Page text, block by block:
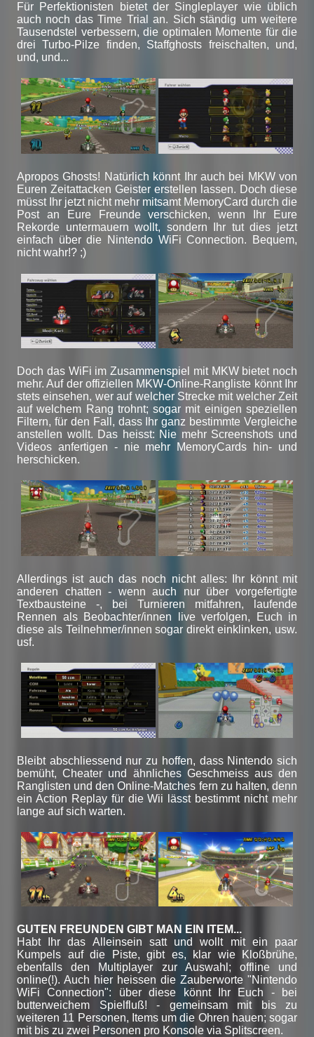
Für Perfektionisten bietet der Singleplayer wie üblich
auch noch das Time Trial an. Sich ständig um weitere
Tausendstel verbessern, die optimalen Momente für die
drei Turbo-Pilze finden, Staffghosts freischalten, und,
und, und...
Apropos Ghosts! Natürlich könnt Ihr auch bei MKW von
Euren Zeitattacken Geister erstellen lassen. Doch diese
müsst Ihr jetzt nicht mehr mitsamt MemoryCard durch die
Post an Eure Freunde verschicken, wenn Ihr Eure
Rekorde untermauern wollt, sondern Ihr tut dies jetzt
einfach über die Nintendo WiFi Connection. Bequem,
nicht wahr!? ;)
Doch das WiFi im Zusammenspiel mit MKW bietet noch
mehr. Auf der offiziellen MKW-Online-Rangliste könnt Ihr
stets einsehen, wer auf welcher Strecke mit welcher Zeit
auf welchem Rang trohnt; sogar mit einigen speziellen
Filtern, für den Fall, dass Ihr ganz bestimmte Vergleiche
anstellen wollt. Das heisst: Nie mehr Screenshots und
Videos anfertigen - nie mehr MemoryCards hin- und
herschicken.
Allerdings ist auch das noch nicht alles: Ihr könnt mit
anderen chatten - wenn auch nur über vorgefertigte
Textbausteine -, bei Turnieren mitfahren, laufende
Rennen als Beobachter/innen live verfolgen, Euch in
diese als Teilnehmer/innen sogar direkt einklinken, usw.
usf.
Bleibt abschliessend nur zu hoffen, dass Nintendo sich
bemüht, Cheater und ähnliches Geschmeiss aus den
Ranglisten und den Online-Matches fern zu halten, denn
ein Action Replay für die Wii lässt bestimmt nicht mehr
lange auf sich warten.
GUTEN FREUNDEN GIBT MAN EIN ITEM...
Habt Ihr das Alleinsein satt und wollt mit ein paar
Kumpels auf die Piste, gibt es, klar wie Kloßbrühe,
ebenfalls den Multiplayer zur Auswahl; offline und
online(!). Auch hier heissen die Zauberworte "Nintendo
WiFi Connection": über diese könnt Ihr Euch - bei
butterweichem Spielfluß! - gemeinsam mit bis zu
weiteren 11 Personen, Items um die Ohren hauen; sogar
mit bis zu zwei Personen pro Konsole via Splitscreen.